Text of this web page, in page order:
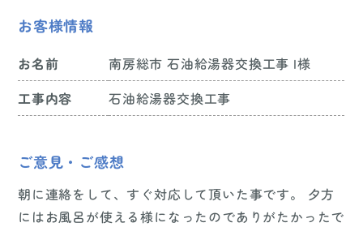
お客様情報
お名前 南房総市 石油給湯器交換工事 I様
工事内容 石油給湯器交換工事
ご意見・ご感想
朝に連絡をして、すぐ対応して頂いた事です。 夕方
にはお風呂が使える様になったのでありがたかったで